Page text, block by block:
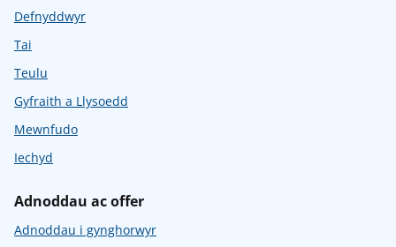
Defnyddwyr
Tai
Teulu
Gyfraith a Llysoedd
Mewnfudo
Iechyd
Adnoddau ac offer
Adnoddau i gynghorwyr